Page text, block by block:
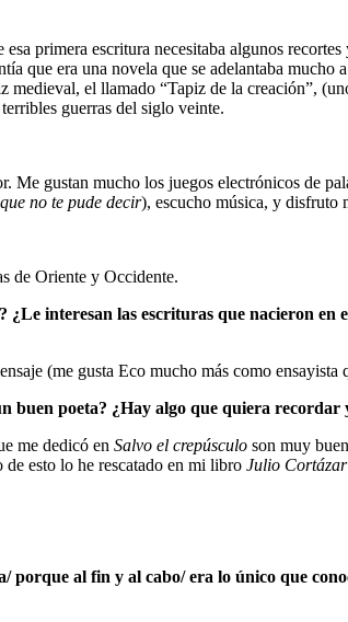
primera escritura necesitaba algunos
que era una novela que se adelantaba
el llamado “Tapiz de la creación”,
guerras del siglo veinte.
Me gustan mucho los juegos electrónicos de
no te pude decir), escucho música, y disfruto
de Oriente y Occidente.
interesan las escrituras que nacieron en
(me gusta Eco mucho más como ensayista
buen poeta? ¿Hay algo que quiera
me dedicó en Salvo el crepúsculo son muy
de esto lo he rescatado en mi libro Julio
porque al fin y al cabo/ era lo único que